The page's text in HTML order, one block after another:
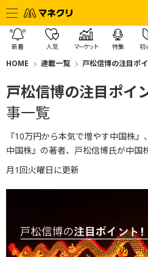
新着 人気 マーケット 特集 初
HOME 連載一覧 戸松信博の注目ポ
戸松信博の注目ポイ
事一覧
『10万円から本気で増やす中国株
中国株』の著者、戸松信博氏が中国
月1回火曜日に更新